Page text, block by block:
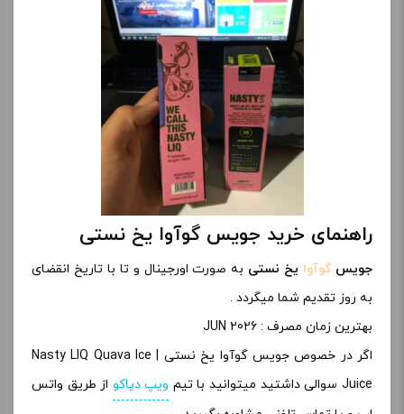
راهنمای خرید جویس گوآوا یخ نستی
جویس گوآوا یخ نستی به صورت اورجینال و تا با تاریخ انقضای
به روز تقدیم شما میگردد .
بهترین زمان مصرف : JUN 2026
اگر در خصوص جویس گوآوا یخ نستی | Nasty LIQ Quava Ice
Juice سوالی داشتید میتوانید با تیم
ویپ دیاکو از طریق واتس